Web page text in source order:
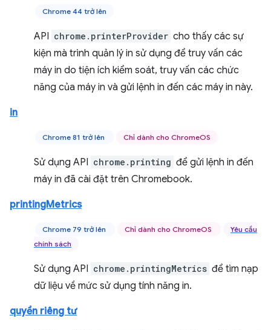
Chrome 44 trở lên
API chrome.printerProvider cho thấy các sự
kiện mà trình quản lý in sử dụng để truy vấn các
máy in do tiện ích kiểm soát, truy vấn các chức
năng của máy in và gửi lệnh in đến các máy in này.
in
Chrome 81 trở lên Chỉ dành cho ChromeOS
Sử dụng API chrome.printing để gửi lệnh in đến
máy in đã cài đặt trên Chromebook.
printingMetrics
Chrome 79 trở lên Chỉ dành cho ChromeOS
Yêu cầu
chính sách
Sử dụng API chrome.printingMetrics để tìm nạp
dữ liệu về mức sử dụng tính năng in.
quyền riêng tư